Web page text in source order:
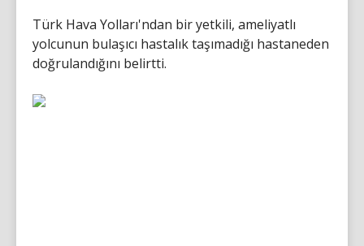
Türk Hava Yolları'ndan bir yetkili, ameliyatlı
yolcunun bulaşıcı hastalık taşımadığı hastaneden
doğrulandığını belirtti.